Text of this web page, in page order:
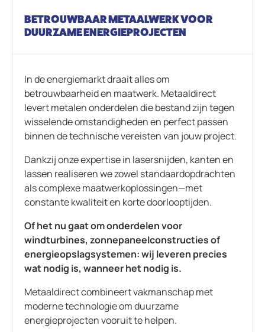
BETROUWBAAR METAALWERK VOOR
DUURZAME ENERGIEPROJECTEN
In de energiemarkt draait alles om
betrouwbaarheid en maatwerk. Metaaldirect
levert metalen onderdelen die bestand zijn tegen
wisselende omstandigheden en perfect passen
binnen de technische vereisten van jouw project.
Dankzij onze expertise in lasersnijden, kanten en
lassen realiseren we zowel standaardopdrachten
als complexe maatwerkoplossingen—met
constante kwaliteit en korte doorlooptijden.
Of het nu gaat om onderdelen voor
windturbines, zonnepaneelconstructies of
energieopslagsystemen: wij leveren precies
wat nodig is, wanneer het nodig is.
Metaaldirect combineert vakmanschap met
moderne technologie om duurzame
energieprojecten vooruit te helpen.